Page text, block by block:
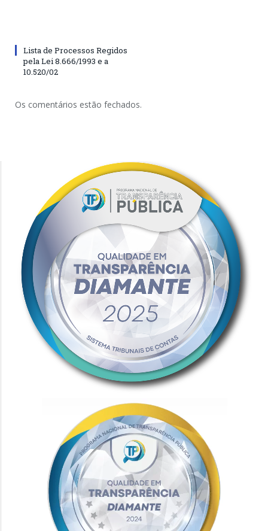
Lista de Processos Regidos
pela Lei 8.666/1993 e a
10.520/02
Os comentários estão fechados.